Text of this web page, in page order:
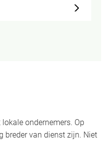
ondernemers. Op
breder van dienst zijn. Niet